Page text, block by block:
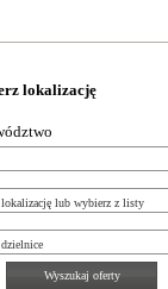
lokalizację
Wyszukaj oferty